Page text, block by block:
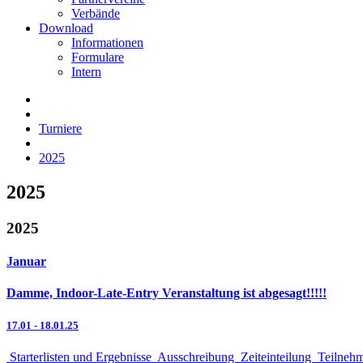
Verbände
Download
Informationen
Formulare
Intern
Turniere
2025
2025
2025
Januar
Damme, Indoor-Late-Entry Veranstaltung ist abgesagt!!!!!
17.01 - 18.01.25
Starterlisten und Ergebnisse Ausschreibung Zeiteinteilung